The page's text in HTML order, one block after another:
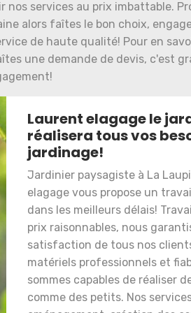
nos services au prix imbattable.
alors faîtes le bon choix,
de haute qualité! Pour en
une demande de devis, c'est
Laurent elagage le
réalisera tous vos
jardinage!
Jardinier paysagiste à La
elagage vous propose un
dans les meilleurs délais!
prix raisonnables, nous
satisfaction de tous nos
matériels professionnels et
sommes capables de réaliser
comme des petits. Nos